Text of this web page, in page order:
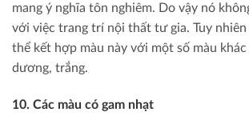
mang ý nghĩa tôn nghiêm. Do vậy nó
với việc trang trí nội thất tư gia. Tuy
thể kết hợp màu này với một số màu
dương, trắng.
10. Các màu có gam nhạt